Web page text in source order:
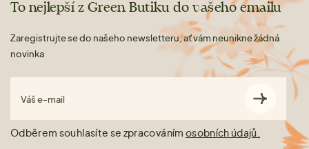
To nejlepší z Green Butiku do vašeho emailu
Zaregistrujte se do našeho newsletteru, ať vám neunikne žádná
novinka
Váš e-mail
Odběrem souhlasíte se zpracováním osobních údajů.